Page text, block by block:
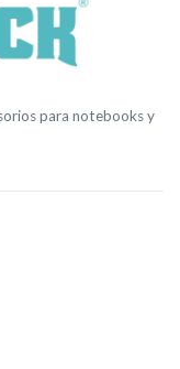
para notebooks y